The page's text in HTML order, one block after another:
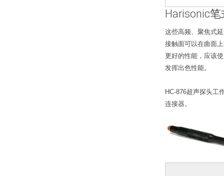
Harisonic
这些高频、聚焦式
接触面可以在曲面
更好的性能，应该
发挥出色性能。
HC-876超声探头工
连接器。